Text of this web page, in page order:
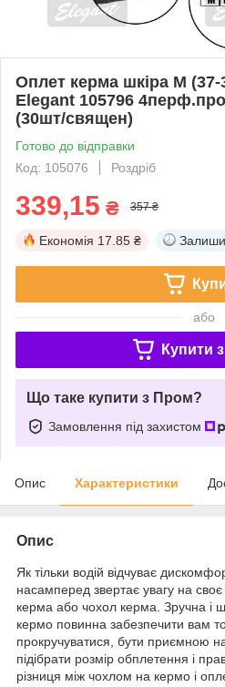
Оплет керма шкіра М
Elegant 105796
(30шт/священ)
Готово до відправки
Код: 105076
Роздріб
339,15 ₴ 357 ₴
Економія 17.85 ₴
або
Купити з
Що таке купити з Пром?
Замовлення під захистом
Опис Характеристики
Опис
Як тільки водій відчуває
насамперед звертає увагу на
керма або чохол керма. Зручна і
кермо повинна забезпечити вам
прокручуватися, бути приємною
підібрати розмір обплетення і
різниця між чохлом на кермо і